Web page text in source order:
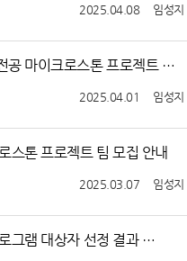
임성지
2025.04.08
[추가모집] 2025학년도 SW전공 마이크로스톤 프로젝트 팀 추가 모집 안내
임성지
2025.04.01
스톤 프로젝트 팀 모집 안내
임성지
2025.03.07
2025학년도 입학전 SW교육 프로그램 대상자 선정 결과 안내